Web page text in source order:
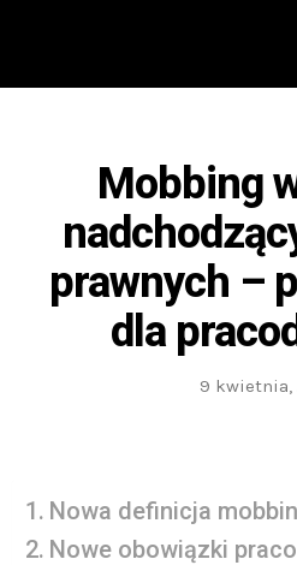
Mobbing
prawnych –
dla
9 kwietnia,
Nowa definicja
Nowe obowiązki